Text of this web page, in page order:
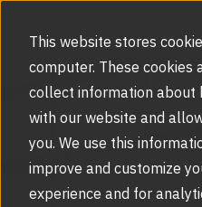
This website stores
computer. These cookies
collect information about
with our website and
you. We use this
improve and customize
experience and for
Oplossingen
Producten